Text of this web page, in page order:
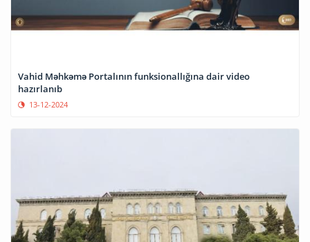
Vahid Məhkəmə Portalının funksionallığına dair video
hazırlanıb
13-12-2024